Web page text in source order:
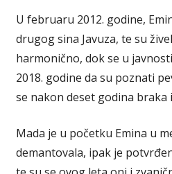
U februaru 2012. godine,
drugog sina Javuza, te su
harmonično, dok se u
2018. godine da su poznati
se nakon deset godina braka
Mada je u početku Emina u
demantovala, ipak je